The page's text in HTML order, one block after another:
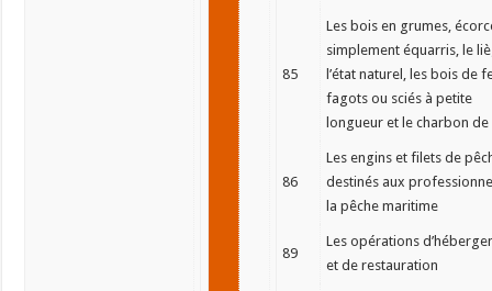
85
Les bois en grumes,
simplement équarris, le
l’état naturel, les bois de
fagots ou sciés à petite
longueur et le charbon
86
Les engins et filets de
destinés aux
la pêche maritime
89
Les opérations
et de restauration